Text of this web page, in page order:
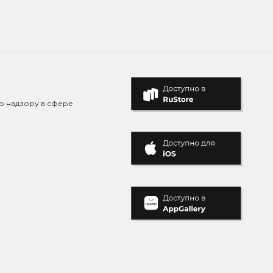
надзору в сфере